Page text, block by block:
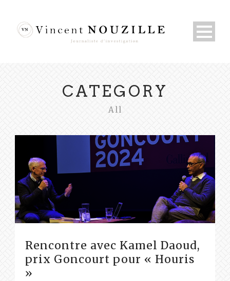
CATEGORY
All
Rencontre avec Kamel Daoud,
prix Goncourt pour « Houris
»